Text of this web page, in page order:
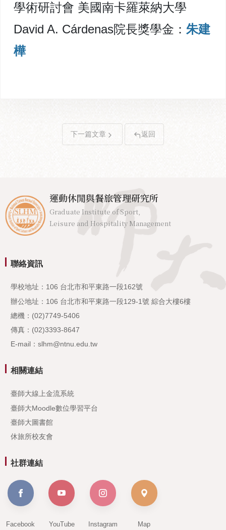
學術研討會 美國南卡羅萊納大學
David A. Cárdenas院長獎學金： 朱建
樺
下一篇文章 返回
運動休閒與餐旅管理研究所
Graduate Institute of Sport,
Leisure and Hospitality Management
聯絡資訊
學校地址：106 台北市和平東路一段162號
辦公地址：106 台北市和平東路一段129-1號 綜合大樓6樓
總機：(02)7749-5406
傳真：(02)3393-8647
E-mail：slhm@ntnu.edu.tw
相關連結
臺師大線上金流系統
臺師大Moodle數位學習平台
臺師大圖書館
休旅所校友會
社群連結
Facebook YouTube Instagram Map